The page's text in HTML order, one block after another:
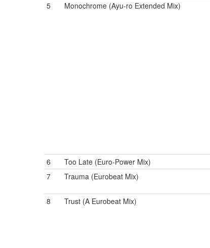
5
Monochrome (Ayu-ro Extended Mix)
6
Too Late (Euro-Power Mix)
7
Trauma (Eurobeat Mix)
8
Trust (A Eurobeat Mix)